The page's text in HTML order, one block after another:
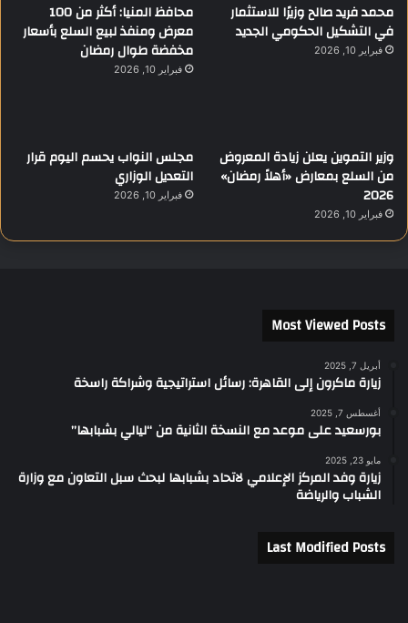
محمد فريد صالح وزيرًا للاستثمار
في التشكيل الحكومي الجديد
فبراير 10, 2026
محافظ المنيا: أكثر من 100
معرض ومنفذ لبيع السلع بأسعار
مخفضة طوال رمضان
فبراير 10, 2026
وزير التموين يعلن زيادة المعروض
من السلع بمعارض «أهلاً رمضان»
2026
فبراير 10, 2026
مجلس النواب يحسم اليوم قرار
التعديل الوزاري
فبراير 10, 2026
Most Viewed Posts
أبريل 7, 2025
زيارة ماكرون إلى القاهرة: رسائل استراتيجية وشراكة راسخة
أغسطس 7, 2025
بورسعيد على موعد مع النسخة الثانية من “ليالي بشبابها”
مايو 23, 2025
زيارة وفد المركز الإعلامي لاتحاد بشبابها لبحث سبل التعاون مع وزارة
الشباب والرياضة
Last Modified Posts